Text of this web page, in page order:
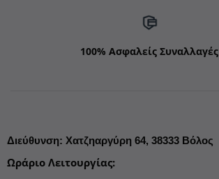
100% Ασφαλείς Συναλλαγές
Διεύθυνση: Χατζηαργύρη 64, 38333 Βόλος
Ωράριο Λειτουργίας: